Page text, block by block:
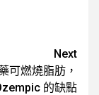
Next
可燃燒脂肪，
的缺點